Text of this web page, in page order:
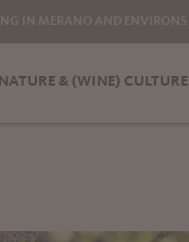
NATURE & (WINE) CULTURE